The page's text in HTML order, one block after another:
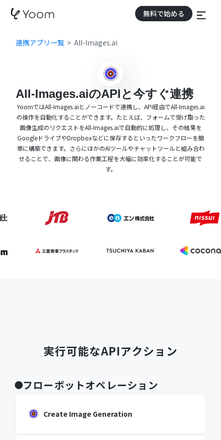
無料で始める
連携アプリ一覧 All-Images.ai
All-Images.aiのAPIと今すぐ連携
YoomではAll-Images.aiとノーコードで連携し、API経由でAll-Images.ai
の操作を自動化することができます。たとえば、フォームで受け取った
画像生成のリクエストをAll-Images.aiで自動的に処理し、その結果を
GoogleドライブやDropboxなどに保存するといったワークフローを簡
単に構築できます。さらにほかのAIツールやチャットツールと組み合わ
せることで、画像に関わる作業工程を大幅に効率化することが可能で
す。
実行可能なAPIアクション
フローボットオペレーション
Create Image Generation